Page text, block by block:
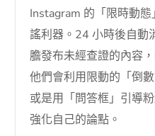
Instagram 的「限時動
謠利器。24 小時後自動
膽發布未經查證的內容
他們會利用限動的「倒
或是用「問答框」引導
強化自己的論點。